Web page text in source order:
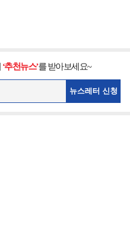
‘추천뉴스’를 받아보세요~
뉴스레터 신청